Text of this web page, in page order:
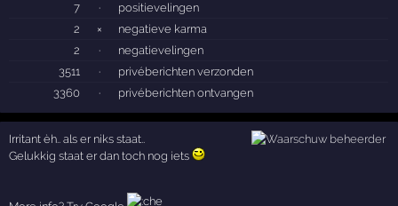
7
·
positievelingen
2
×
negatieve karma
2
·
negatievelingen
3511
·
privéberichten verzonden
3360
· privéberichten ontvangen
Irritant èh.. als er niks staat..
Gelukkig staat er dan toch nog iets